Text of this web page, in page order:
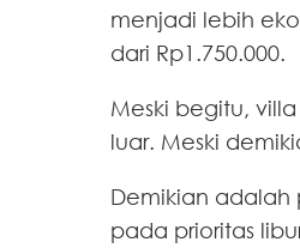
menjadi lebih
dari Rp1.750.000.
Meski begitu,
luar. Meski
Demikian adalah
pada prioritas